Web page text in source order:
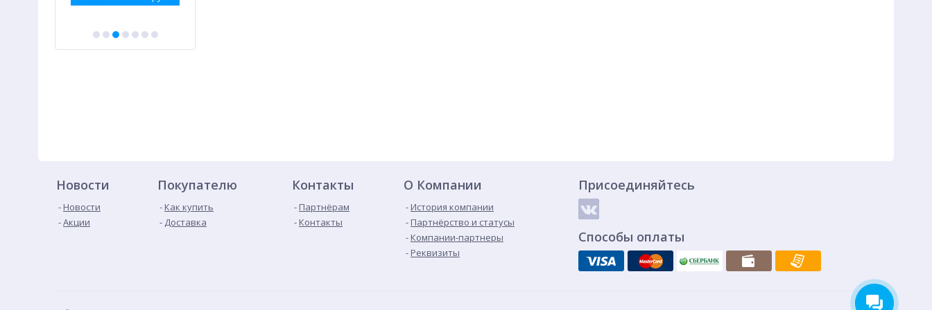
Новости
Новости
Акции
Покупателю
Как купить
Доставка
Контакты
Партнёрам
Контакты
О Компании
История компании
Партнёрство и статусы
Компании-партнеры
Реквизиты
Присоединяйтесь
Способы оплаты